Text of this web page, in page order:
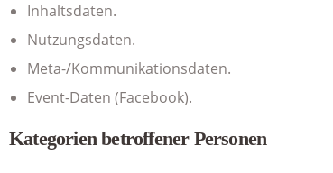
Inhaltsdaten.
Nutzungsdaten.
Meta-/Kommunikationsdaten.
Event-Daten (Facebook).
Kategorien betroffener Personen